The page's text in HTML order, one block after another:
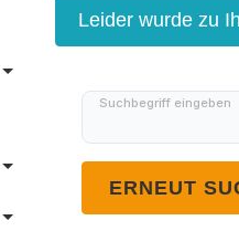
x
Leider wurde zu
Suchbegriff eingeben
ERNEUT